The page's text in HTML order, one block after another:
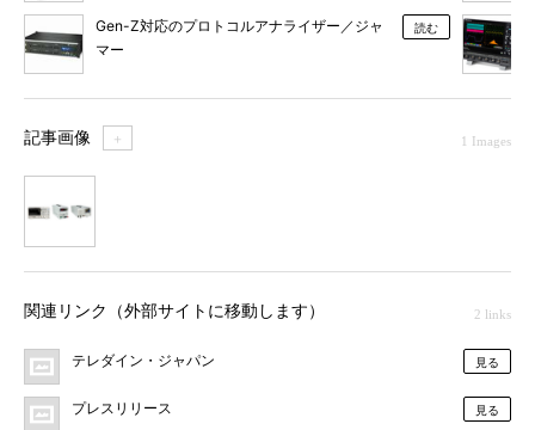
Gen-Z対応のプロトコルアナライザー／ジャ
マー
読む
記事画像 ＋ 1 Images
関連リンク（外部サイトに移動します） 2 links
テレダイン・ジャパン 見る
プレスリリース 見る